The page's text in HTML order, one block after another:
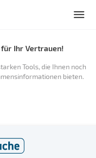
Ihr Vertrauen!
Tools, die Ihnen noch
bieten.